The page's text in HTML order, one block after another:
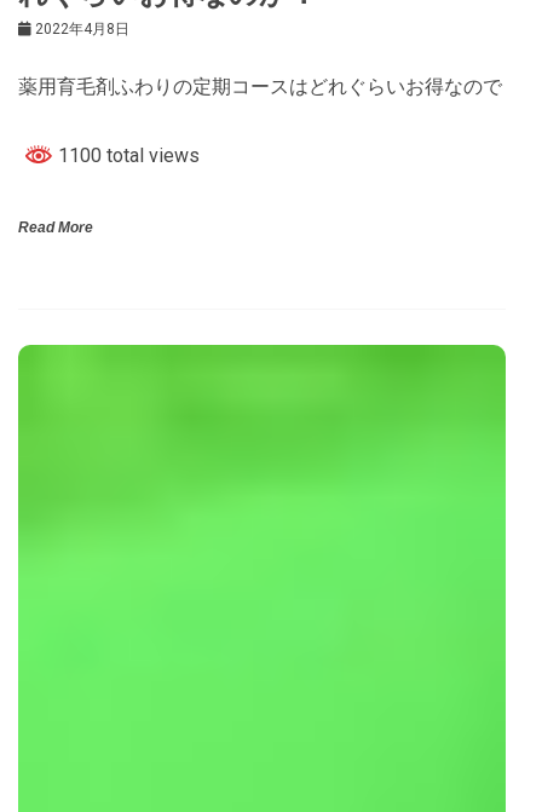
2022年4月8日
薬用育毛剤ふわりの定期コースはどれぐらいお得なので
1100 total views
Read More